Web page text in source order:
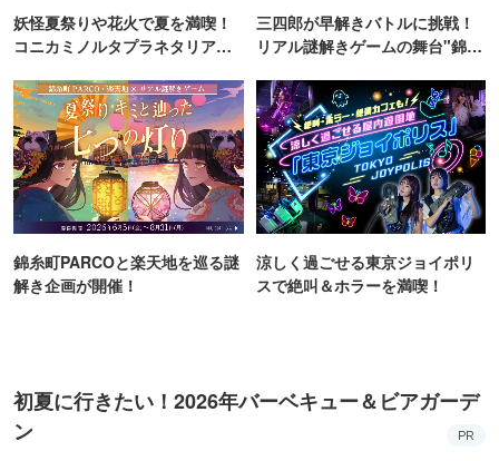
妖怪夏祭りや花火で夏を満喫！
コニカミノルタプラネタリア
三四郎が早解きバトルに挑戦！
リアル謎解きゲームの舞台"錦糸
錦糸町PARCOと楽天地を巡る謎
解き企画が開催！
涼しく過ごせる東京ジョイポリ
スで絶叫＆ホラーを満喫！
初夏に行きたい！2026年バーベキュー＆ビアガーデ
ン
PR